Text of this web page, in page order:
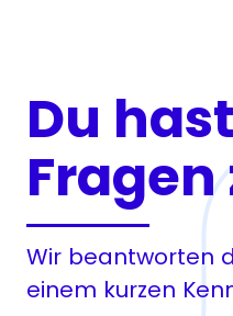
Du
Fragen
Wir beantworten
einem kurzen